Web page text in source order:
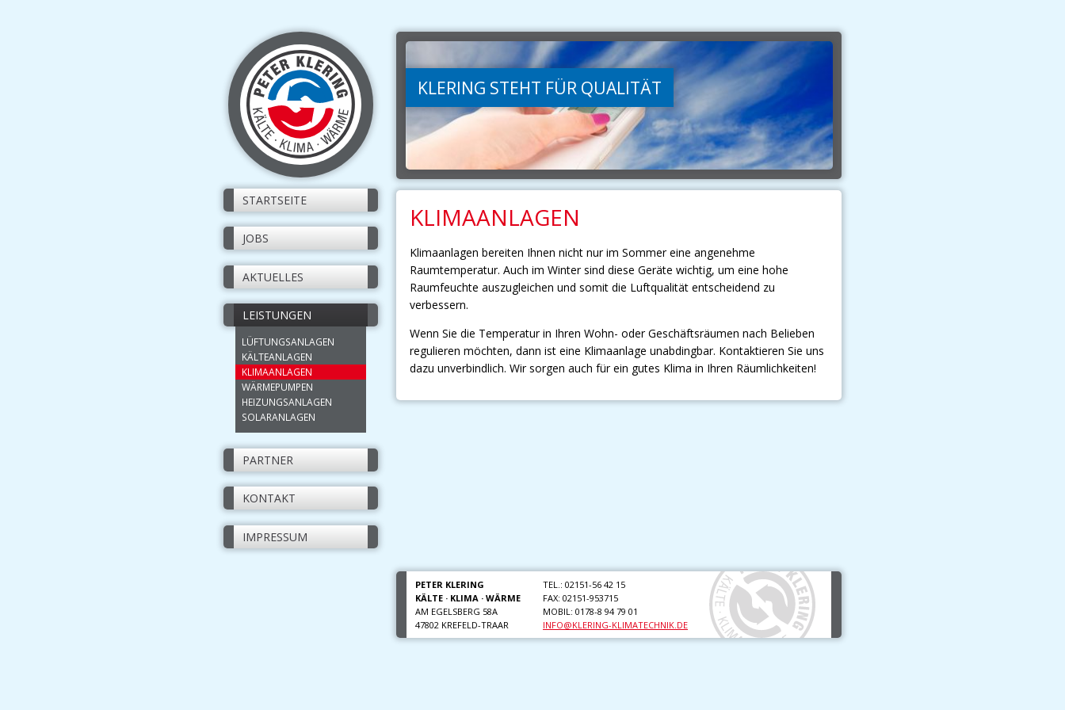
NAVIGATION
ÜBERSPRINGEN
STARTSEITE
JOBS
AKTUELLES
LEISTUNGEN
LÜFTUNGSANLAGEN
KÄLTEANLAGEN
KLIMAANLAGEN
WÄRMEPUMPEN
HEIZUNGSANLAGEN
SOLARANLAGEN
PARTNER
KONTAKT
IMPRESSUM
KLERING STEHT FÜR QUALITÄT
KLIMAANLAGEN
Klimaanlagen bereiten Ihnen nicht nur im Sommer eine angenehme
Raumtemperatur. Auch im Winter sind diese Geräte wichtig, um eine hohe
Raumfeuchte auszugleichen und somit die Luftqualität entscheidend zu
verbessern.
Wenn Sie die Temperatur in Ihren Wohn- oder Geschäftsräumen nach Belieben
regulieren möchten, dann ist eine Klimaanlage unabdingbar. Kontaktieren Sie uns
dazu unverbindlich. Wir sorgen auch für ein gutes Klima in Ihren Räumlichkeiten!
PETER KLERING
KÄLTE · KLIMA · WÄRME
AM EGELSBERG 58A
47802 KREFELD-TRAAR
TEL.:02151-56 42 15
FAX:02151-953715
MOBIL:0178-8 94 79 01
INFO@KLERING-KLIMATECHNIK.DE